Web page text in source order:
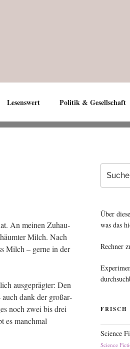
Lesenswert Politik & Gesellschaft
An mei­nen Zuhau­
Milch. Nach
Milch – ger­ne in der
aus­ge­präg­ter: Den
auch dank der groß­ar­
noch zwei bis drei
es manch­mal
Suche
nach:
Über
was das
Rechner
FRISCH
Science
Science